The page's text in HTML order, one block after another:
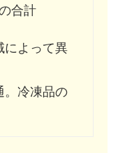
合計
によって異
。冷凍品の